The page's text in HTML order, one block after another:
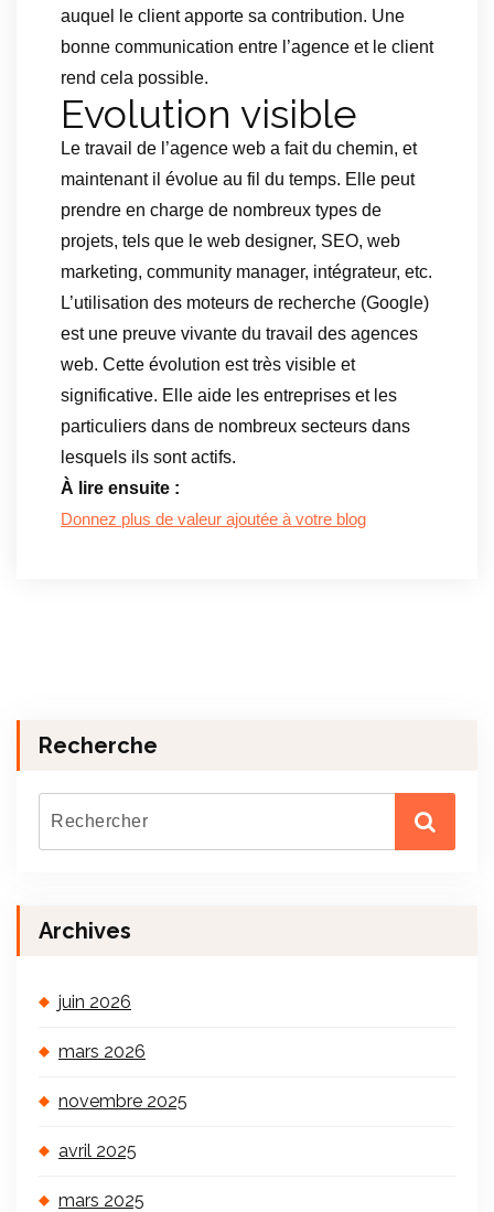
auquel le client apporte sa contribution. Une
bonne communication entre l’agence et le client
rend cela possible.
Evolution visible
Le travail de l’agence web a fait du chemin, et
maintenant il évolue au fil du temps. Elle peut
prendre en charge de nombreux types de
projets, tels que le web designer, SEO, web
marketing, community manager, intégrateur, etc.
L’utilisation des moteurs de recherche (Google)
est une preuve vivante du travail des agences
web. Cette évolution est très visible et
significative. Elle aide les entreprises et les
particuliers dans de nombreux secteurs dans
lesquels ils sont actifs.
À lire ensuite :
Donnez plus de valeur ajoutée à votre blog
Recherche
Archives
juin 2026
mars 2026
novembre 2025
avril 2025
mars 2025